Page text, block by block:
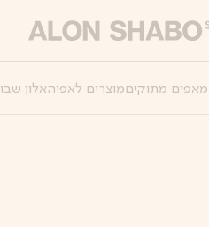
מאפים מתוקיםמוצרים לאפיהאלון שבו x מעפילים